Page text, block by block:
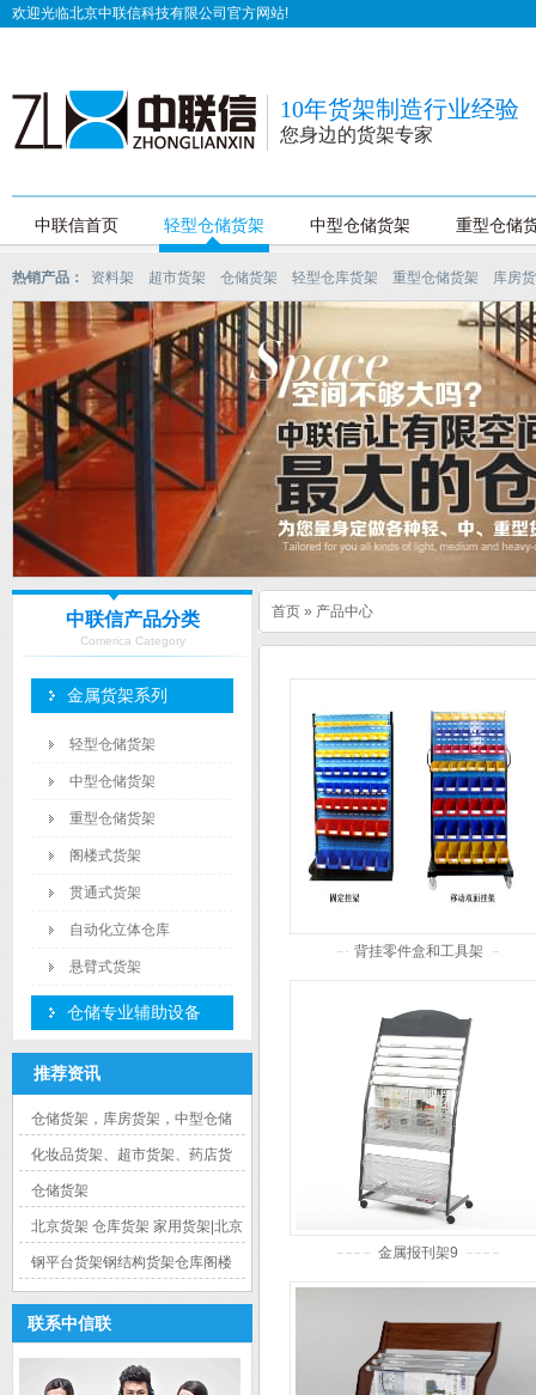
欢迎光临北京中联信科技有限公司官方网站!
10年货架制造行业经验
您身边的货架专家
中联信首页 轻型仓储货架 中型仓储货架 重型仓储
热销产品： 资料架 超市货架 仓储货架 轻型仓库货架 重型仓储货架 库房
中联信产品分类
Comerica Category
金属货架系列
轻型仓储货架
中型仓储货架
重型仓储货架
阁楼式货架
贯通式货架
自动化立体仓库
悬臂式货架
仓储专业辅助设备
推荐资讯
仓储货架，库房货架，中型仓储
货架的特点和功能
化妆品货架、超市货架、药店货
架、的应用
仓储货架
北京货架 仓库货架 家用货架|北京
中联信货架
钢平台货架钢结构货架仓库阁楼
平台货架二层平台货架|北京中联
信货架
联系中信联
首页 » 产品中心
背挂零件盒和工具架
金属报刊架9